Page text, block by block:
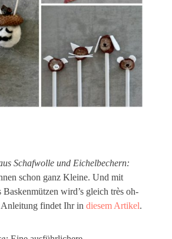
Schafwolle und Eichelbechern:
schon ganz Kleine. Und mit
Baskenmützen wird’s gleich très oh-
Anleitung findet Ihr indiesem Artikel.